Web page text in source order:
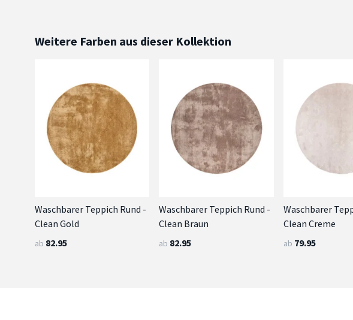
Weitere Farben aus dieser Kollektion
Waschbarer Teppich Rund -
Clean Gold
ab 82.95
Waschbarer Teppich Rund -
Clean Braun
ab 82.95
Waschbarer
Clean Creme
ab 79.95